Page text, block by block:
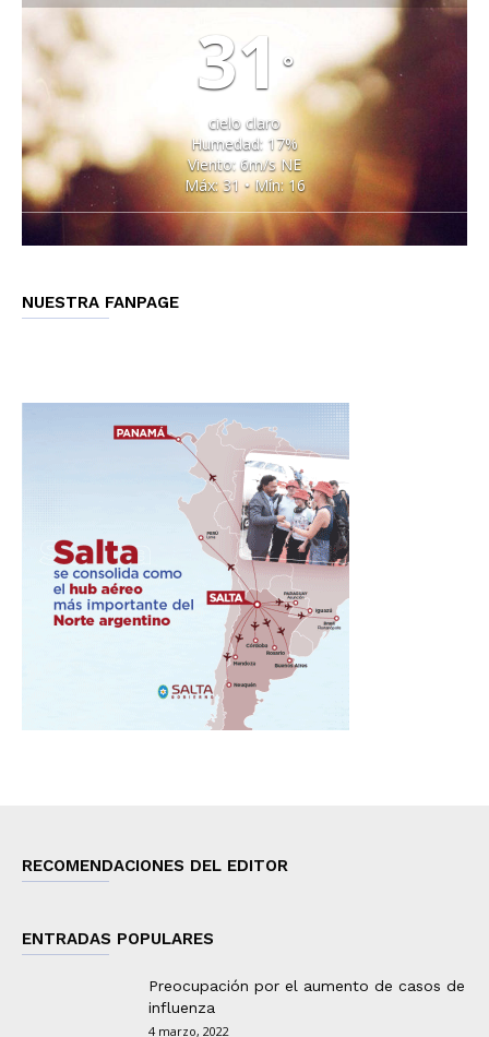
31 °
cielo claro
Humedad: 17%
Viento: 6m/s NE
Máx: 31 • Mín: 16
NUESTRA FANPAGE
RECOMENDACIONES DEL EDITOR
ENTRADAS POPULARES
Preocupación por el aumento de casos de
influenza
4 marzo, 2022